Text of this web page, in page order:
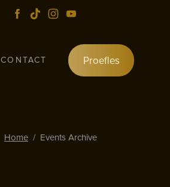
CONTACT Proefles
Home / Events Archive